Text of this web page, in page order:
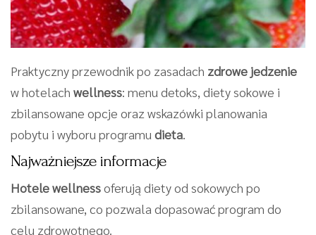
Praktyczny przewodnik po zasadach zdrowe jedzenie
w hotelach wellness: menu detoks, diety sokowe i
zbilansowane opcje oraz wskazówki planowania
pobytu i wyboru programu dieta.
Najważniejsze informacje
Hotele wellnessoferują diety od sokowych po
zbilansowane, co pozwala dopasować program do
celu zdrowotnego.